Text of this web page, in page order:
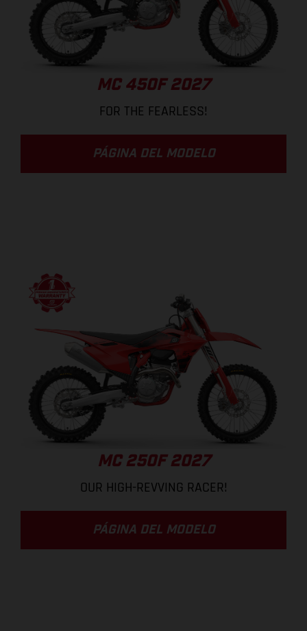
MC 450F 2027
FOR THE FEARLESS!
PÁGINA DEL MODELO
MC 250F 2027
OUR HIGH-REVVING RACER!
PÁGINA DEL MODELO